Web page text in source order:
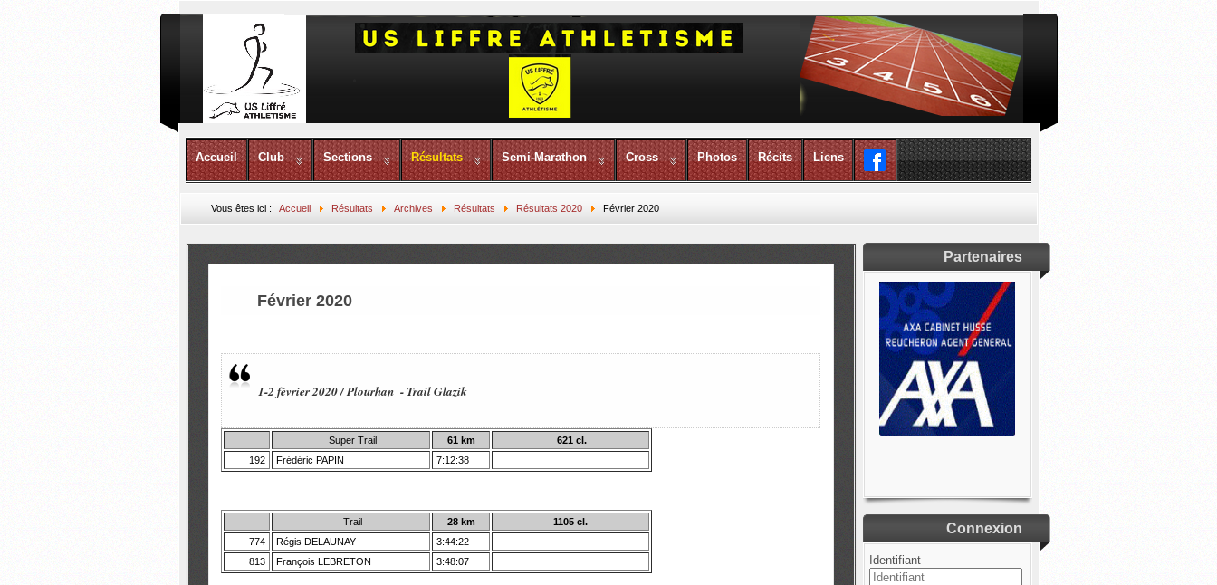
Accueil Club Sections Résultats Semi-Marathon Cross Photos Récits Liens
Vous êtes ici :Accueil Résultats Archives Résultats Résultats 2020 Février 2020
Février 2020
1-2 février 2020 / Plourhan - Trail Glazik
Super Trail 61 km
621 cl.
192
Frédéric PAPIN 7:12:38
Trail 28 km
1105 cl.
774
Régis DELAUNAY
3:44:22
813
François LEBRETON 3:48:07
Partenaires
Connexion
Identifiant